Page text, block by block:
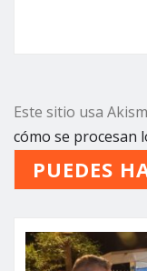
Este sitio usa
cómo se procesan
PUEDES